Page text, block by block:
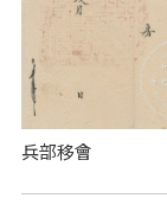
兵部移會